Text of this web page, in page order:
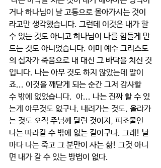
거나 하나님이 날 고통으로 몰아가시는 것이
라고만 생각했습니다. 그런데 이것은 내가 할
수 있는 것도 아니고 하나님이 나를 힘들게 만
드는 것도 아니었습니다. 이미 예수 그리스도
의 십자가 죽음으로 내 대신 그 바닥을 치신 것
입니다. 나는 아무 것도 하지 않았는데 말이
죠... 이것을 깨닫게 되는 순간 그저 감사할
수 밖에 없었습니다.  아... 나는 진짜 할 수 있
는게 아무것도 없구나. 내려가는 것도, 올라가
는 것도 오직 주님께 달린 것이지, 피조물인
나는 따라갈 수 밖에 없는 길이구나. 그래! 날
마다 나는 죽고 그 분만이 사는 삶! 그것 아니
면 내가 갈 수 있는 방법이 없다.